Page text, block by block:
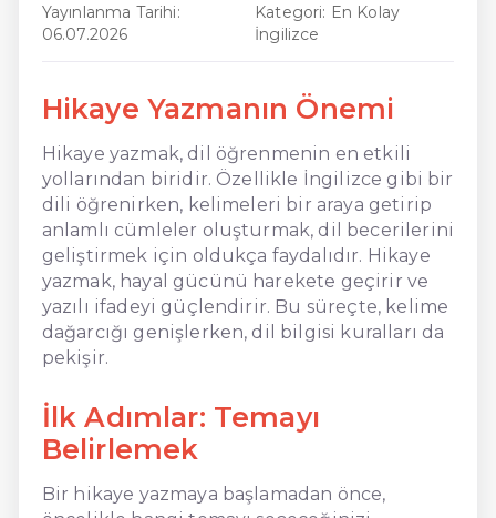
Yayınlanma Tarihi:
06.07.2026
Kategori: En Kolay
İngilizce
Hikaye Yazmanın Önemi
Hikaye yazmak, dil öğrenmenin en etkili
yollarından biridir. Özellikle İngilizce gibi bir
dili öğrenirken, kelimeleri bir araya getirip
anlamlı cümleler oluşturmak, dil becerilerini
geliştirmek için oldukça faydalıdır. Hikaye
yazmak, hayal gücünü harekete geçirir ve
yazılı ifadeyi güçlendirir. Bu süreçte, kelime
dağarcığı genişlerken, dil bilgisi kuralları da
pekişir.
İlk Adımlar: Temayı
Belirlemek
Bir hikaye yazmaya başlamadan önce,